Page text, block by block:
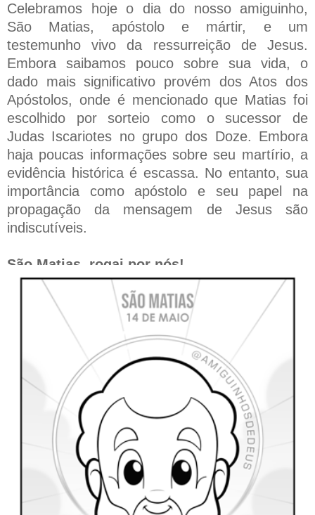
Celebramos hoje o dia do nosso amiguinho,
São Matias, apóstolo e mártir, e um
testemunho vivo da ressurreição de Jesus.
Embora saibamos pouco sobre sua vida, o
dado mais significativo provém dos Atos dos
Apóstolos, onde é mencionado que Matias foi
escolhido por sorteio como o sucessor de
Judas Iscariotes no grupo dos Doze. Embora
haja poucas informações sobre seu martírio, a
evidência histórica é escassa. No entanto, sua
importância como apóstolo e seu papel na
propagação da mensagem de Jesus são
indiscutíveis.
São Matias, rogai por nós!